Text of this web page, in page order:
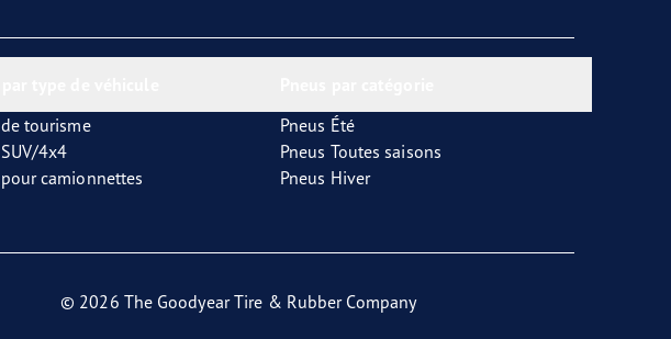
tourisme
4x4
camionnettes
Pneus Été
Pneus Toutes saisons
Pneus Hiver
© 2026 The Goodyear Tire & Rubber Company